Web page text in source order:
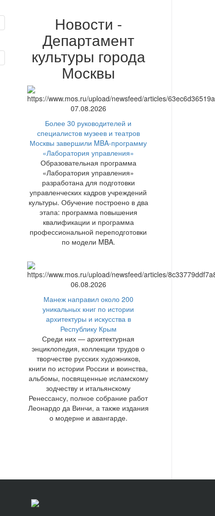
Новости -
Департамент
культуры города
Москвы
07.08.2026
Более 30 руководителей и
специалистов музеев и театров
Москвы завершили MBA-программу
«Лаборатория управления»
Образовательная программа
«Лаборатория управления»
разработана для подготовки
управленческих кадров учреждений
культуры. Обучение построено в два
этапа: программа повышения
квалификации и программа
профессиональной переподготовки
по модели MBA.
06.08.2026
Манеж направил около 200
уникальных книг по истории
архитектуры и искусства в
Республику Крым
Среди них — архитектурная
энциклопедия, коллекции трудов о
творчестве русских художников,
книги по истории России и воинства,
альбомы, посвященные исламскому
зодчеству и итальянскому
Ренессансу, полное собрание работ
Леонардо да Винчи, а также издания
о модерне и авангарде.